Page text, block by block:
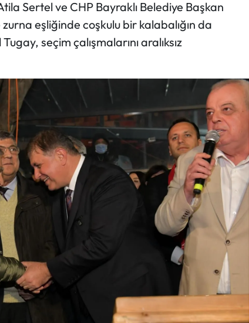
Sertel ve CHP Bayraklı Belediye Başkan
eşliğinde coşkulu bir kalabalığın da
seçim çalışmalarını aralıksız